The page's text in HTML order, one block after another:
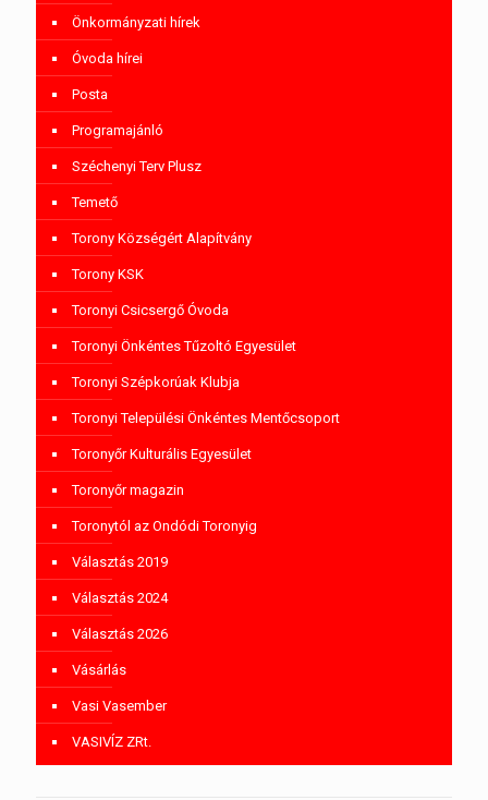
Önkormányzati hírek
Óvoda hírei
Posta
Programajánló
Széchenyi Terv Plusz
Temető
Torony Községért Alapítvány
Torony KSK
Toronyi Csicsergő Óvoda
Toronyi Önkéntes Tűzoltó Egyesület
Toronyi Szépkorúak Klubja
Toronyi Települési Önkéntes Mentőcsoport
Toronyőr Kulturális Egyesület
Toronyőr magazin
Toronytól az Ondódi Toronyig
Választás 2019
Választás 2024
Választás 2026
Vásárlás
Vasi Vasember
VASIVÍZ ZRt.